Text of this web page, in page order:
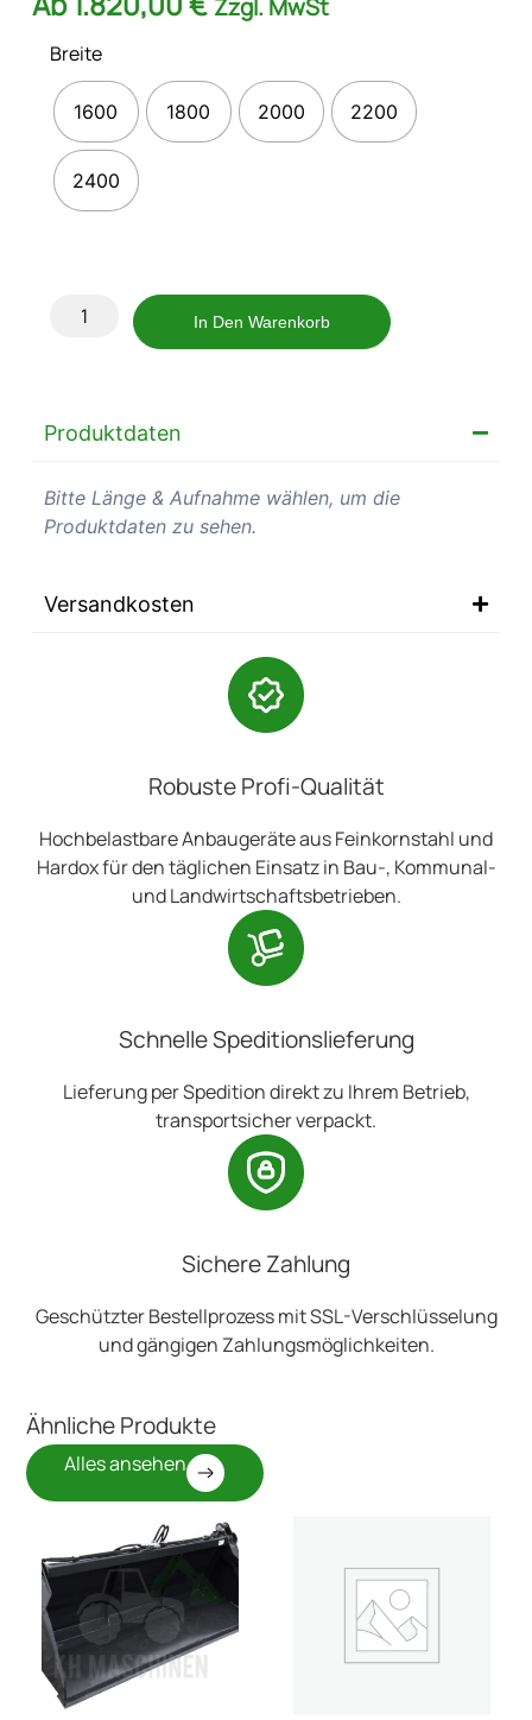
Zzgl. MwSt
Breite
1600 1800 2000 2200
2400
In Den Warenkorb
Produktdaten
Bitte Länge & Aufnahme wählen, um die
Produktdaten zu sehen.
Versandkosten
Robuste Profi-Qualität
Hochbelastbare Anbaugeräte aus Feinkornstahl und
Hardox für den täglichen Einsatz in Bau-, Kommunal-
und Landwirtschaftsbetrieben.
Schnelle Speditionslieferung
Lieferung per Spedition direkt zu Ihrem Betrieb,
transportsicher verpackt.
Sichere Zahlung
Geschützter Bestellprozess mit SSL-Verschlüsselung
und gängigen Zahlungsmöglichkeiten.
Ähnliche Produkte
Alles ansehen